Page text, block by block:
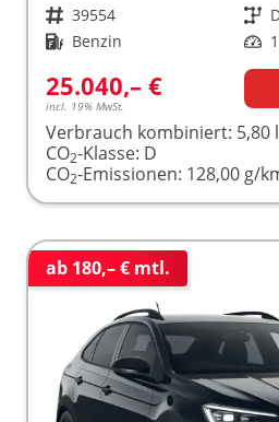
Fahrzeugnr. 39554 Getriebe
Kraftstoff Benzin Leistung
25.040,– €
incl. 19% MwSt.
Verbrauch kombiniert: 5,80
CO2-Klasse: D
CO2-Emissionen: 128,00 g/
ab 180,– € mtl.